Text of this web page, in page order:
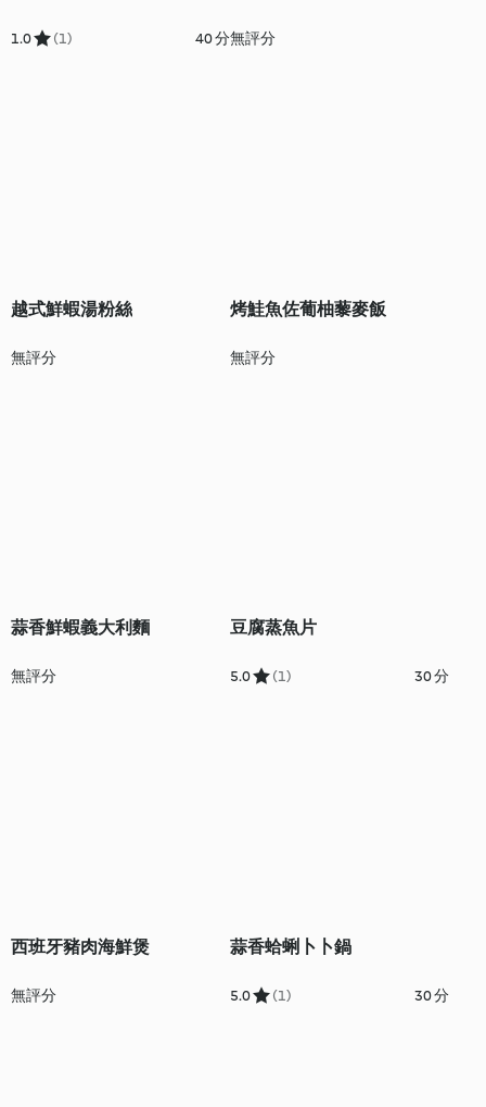
1.0 (1) 40 分無評分
越式鮮蝦湯粉絲
無評分
烤鮭魚佐葡柚藜麥飯
無評分
蒜香鮮蝦義大利麵
無評分
豆腐蒸魚片
5.0 (1) 30 分
西班牙豬肉海鮮煲
無評分
蒜香蛤蜊卜卜鍋
5.0 (1) 30 分